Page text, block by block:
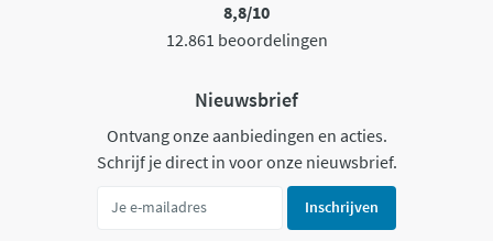
8,8/10
12.861 beoordelingen
Nieuwsbrief
Ontvang onze aanbiedingen en acties.
Schrijf je direct in voor onze nieuwsbrief.
Inschrijven